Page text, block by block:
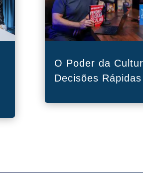
O Poder da
Decisões Rápidas